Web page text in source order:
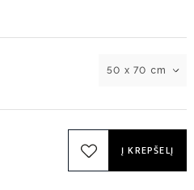
50 x 70 cm
Į KREPŠELĮ